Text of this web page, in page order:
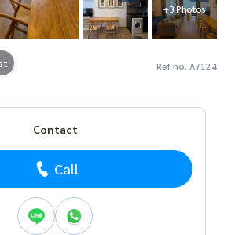
+3 Photos
Ref no. A7124
Contact
Call